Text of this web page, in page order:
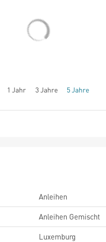
1 Jahr 3 Jahre 5 Jahre
Anleihen
Anleihen Gemischt
Luxemburg